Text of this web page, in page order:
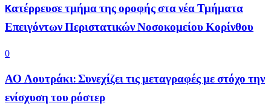
Kατέρρευσε τμήμα της οροφής στα νέα Τμήματα
Επειγόντων Περιστατικών Νοσοκομείου Κορίνθου
0
ΑΟ Λουτράκι: Συνεχίζει τις μεταγραφές με στόχο την
ενίσχυση του ρόστερ